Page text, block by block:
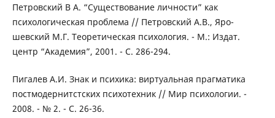
Петровский В А. “Существование личности” как
психологическая проблема // Петровский А.В., Яро-
шевский М.Г. Теоретическая психология. - М.: Издат.
центр “Академия”, 2001. - С. 286-294.
Пигалев А.И. Знак и психика: виртуальная прагматика
постмодернитстских психотехник // Мир психологии. -
2008. - № 2. - С. 26-36.